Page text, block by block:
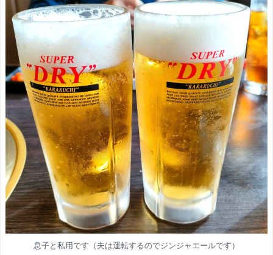
息子と私用です（夫は運転するのでジンジャエールです）